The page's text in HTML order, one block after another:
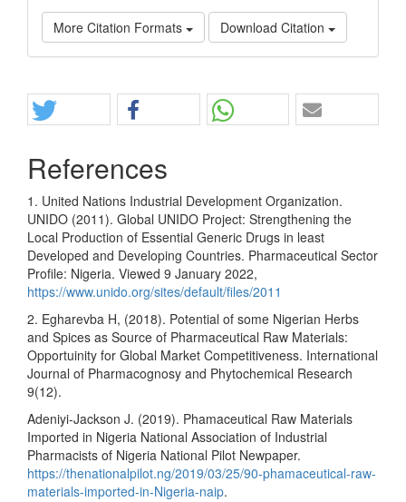
More Citation Formats Download Citation
References
1. United Nations Industrial Development Organization.
UNIDO (2011). Global UNIDO Project: Strengthening the
Local Production of Essential Generic Drugs in least
Developed and Developing Countries. Pharmaceutical Sector
Profile: Nigeria. Viewed 9 January 2022,
https://www.unido.org/sites/default/files/2011
2. Egharevba H, (2018). Potential of some Nigerian Herbs
and Spices as Source of Pharmaceutical Raw Materials:
Opportuinity for Global Market Competitiveness. International
Journal of Pharmacognosy and Phytochemical Research
9(12).
Adeniyi-Jackson J. (2019). Phamaceutical Raw Materials
Imported in Nigeria National Association of Industrial
Pharmacists of Nigeria National Pilot Newpaper.
https://thenationalpilot.ng/2019/03/25/90-phamaceutical-raw-
materials-imported-in-Nigeria-naip.